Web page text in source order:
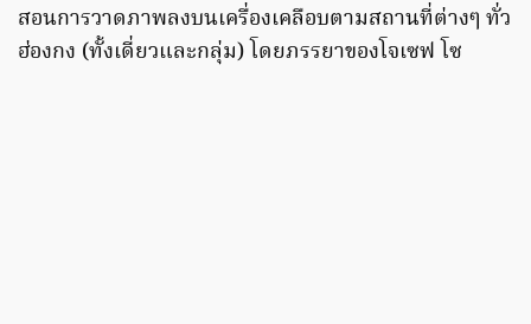
สอนการวาดภาพลงบนเครื่องเคลือบตามสถานที่ต่างๆ ทั่ว
ฮ่องกง (ทั้งเดี่ยวและกลุ่ม) โดยภรรยาของโจเซฟ โซ